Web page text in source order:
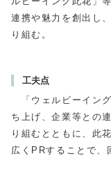
連携や魅力を創出し
り組む。
工夫点
「ウェルビーイン
ち上げ、企業等との
り組むとともに、此
広くPRすることで、